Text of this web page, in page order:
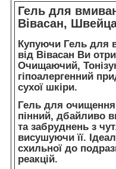
Гель для
Вівасан,
Купуючи Гель для
від Вівасан Ви
Очищаючий,
гіпоалергенний
сухої шкіри.
Гель для очищення
пінний, дбайливо
та забруднень з
висушуючи її.
схильної до
реакцій.